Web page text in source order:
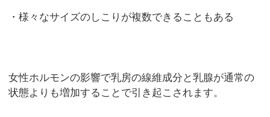
・様々なサイズのしこりが複数できることもある
女性ホルモンの影響で乳房の線維成分と乳腺が通常の
状態よりも増加することで引き起こされます。